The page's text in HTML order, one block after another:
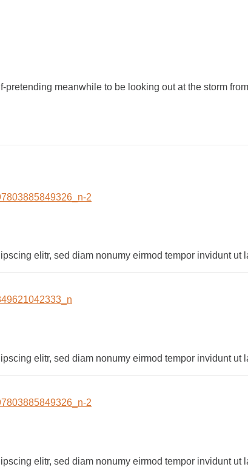
meanwhile to be looking out at the storm
elitr, sed diam nonumy eirmod tempor invidunt
elitr, sed diam nonumy eirmod tempor invidunt
elitr, sed diam nonumy eirmod tempor invidunt